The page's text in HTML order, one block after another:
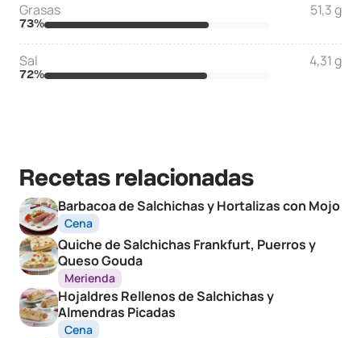
Recetas relacionadas
Barbacoa de Salchichas y Hortalizas con Mojo
Cena
Quiche de Salchichas Frankfurt, Puerros y
Queso Gouda
Merienda
Hojaldres Rellenos de Salchichas y
Almendras Picadas
Cena
Grasas 51,3 g
73%
Sal 4,31 g
72%